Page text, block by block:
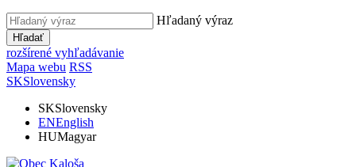
Hľadaný výraz
Hľadať
rozšírené vyhľadávanie
Mapa webu RSS
SKSlovensky
SKSlovensky
ENEnglish
HUMagyar